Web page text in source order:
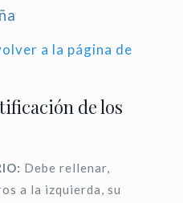
a la página de
de los
Debe rellenar,
a la izquierda, su